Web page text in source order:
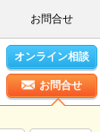
お問合せ
オンライン相談
お問合せ